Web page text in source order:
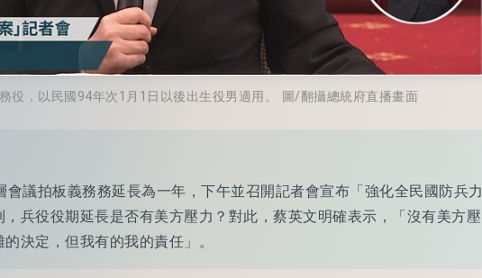
役，以民國94年次1月1日以後出生役男適用。 圖/翻攝總統府直播畫面
議拍板義務務延長為一年，下午並召開記者會宣布「強化全民國防兵力
兵役役期延長是否有美方壓力？對此，蔡英文明確表示，「沒有美方壓
決定，但我有的我的責任」。